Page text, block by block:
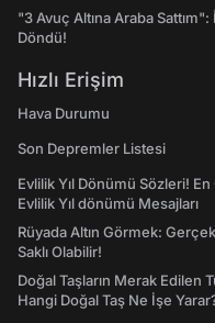
"3 Avuç Altına Araba
Döndü!
Hızlı Erişim
Hava Durumu
Son Depremler Listesi
Evlilik Yıl Dönümü Sözleri!
Evlilik Yıl dönümü Mesajları
Rüyada Altın Görmek:
Saklı Olabilir!
Doğal Taşların Merak Edilen
Hangi Doğal Taş Ne İşe